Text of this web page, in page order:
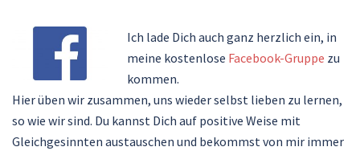
Ich lade Dich auch ganz herzlich ein, in
meine kostenlose Facebook-Gruppe zu
kommen.
Hier üben wir zusammen, uns wieder selbst lieben zu lernen,
so wie wir sind. Du kannst Dich auf positive Weise mit
Gleichgesinnten austauschen und bekommst von mir immer